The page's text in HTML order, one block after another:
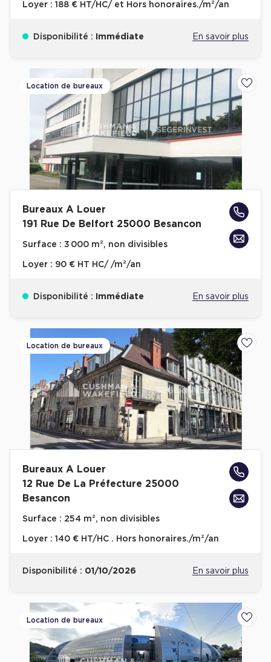
Bureaux privés à Paris
Bureaux privés à Marseille
Bureaux privés à Neuilly-sur-Seine
Bureaux privés à Lille
Plateaux opérés
Plateaux opérés à Paris
Plateaux opérés à Lyon
Plateaux opérés à Neuilly-sur-Seine
Plateaux opérés à Saint-Ouen
Plateaux opérés à Boulogne-Billancourt
Collections Flex / Coworking
Bureaux privés avec terrasse
Guide & Conseils
Livrets blancs & Études
Cas Clients
Loyer : 188 € HT/HC/ et Hors honoraires./m²/an
Disponibilité : Immédiate En savoir plus
Location de bureaux
Bureaux A Louer
191 Rue De Belfort 25000 Besancon
Surface : 3 000 m², non divisibles
Loyer : 90 € HT HC/ /m²/an
Disponibilité : Immédiate En savoir plus
Location de bureaux
Bureaux A Louer
12 Rue De La Préfecture 25000
Besancon
Surface : 254 m², non divisibles
Loyer : 140 € HT/HC . Hors honoraires./m²/an
Disponibilité : 01/10/2026 En savoir plus
Location de bureaux